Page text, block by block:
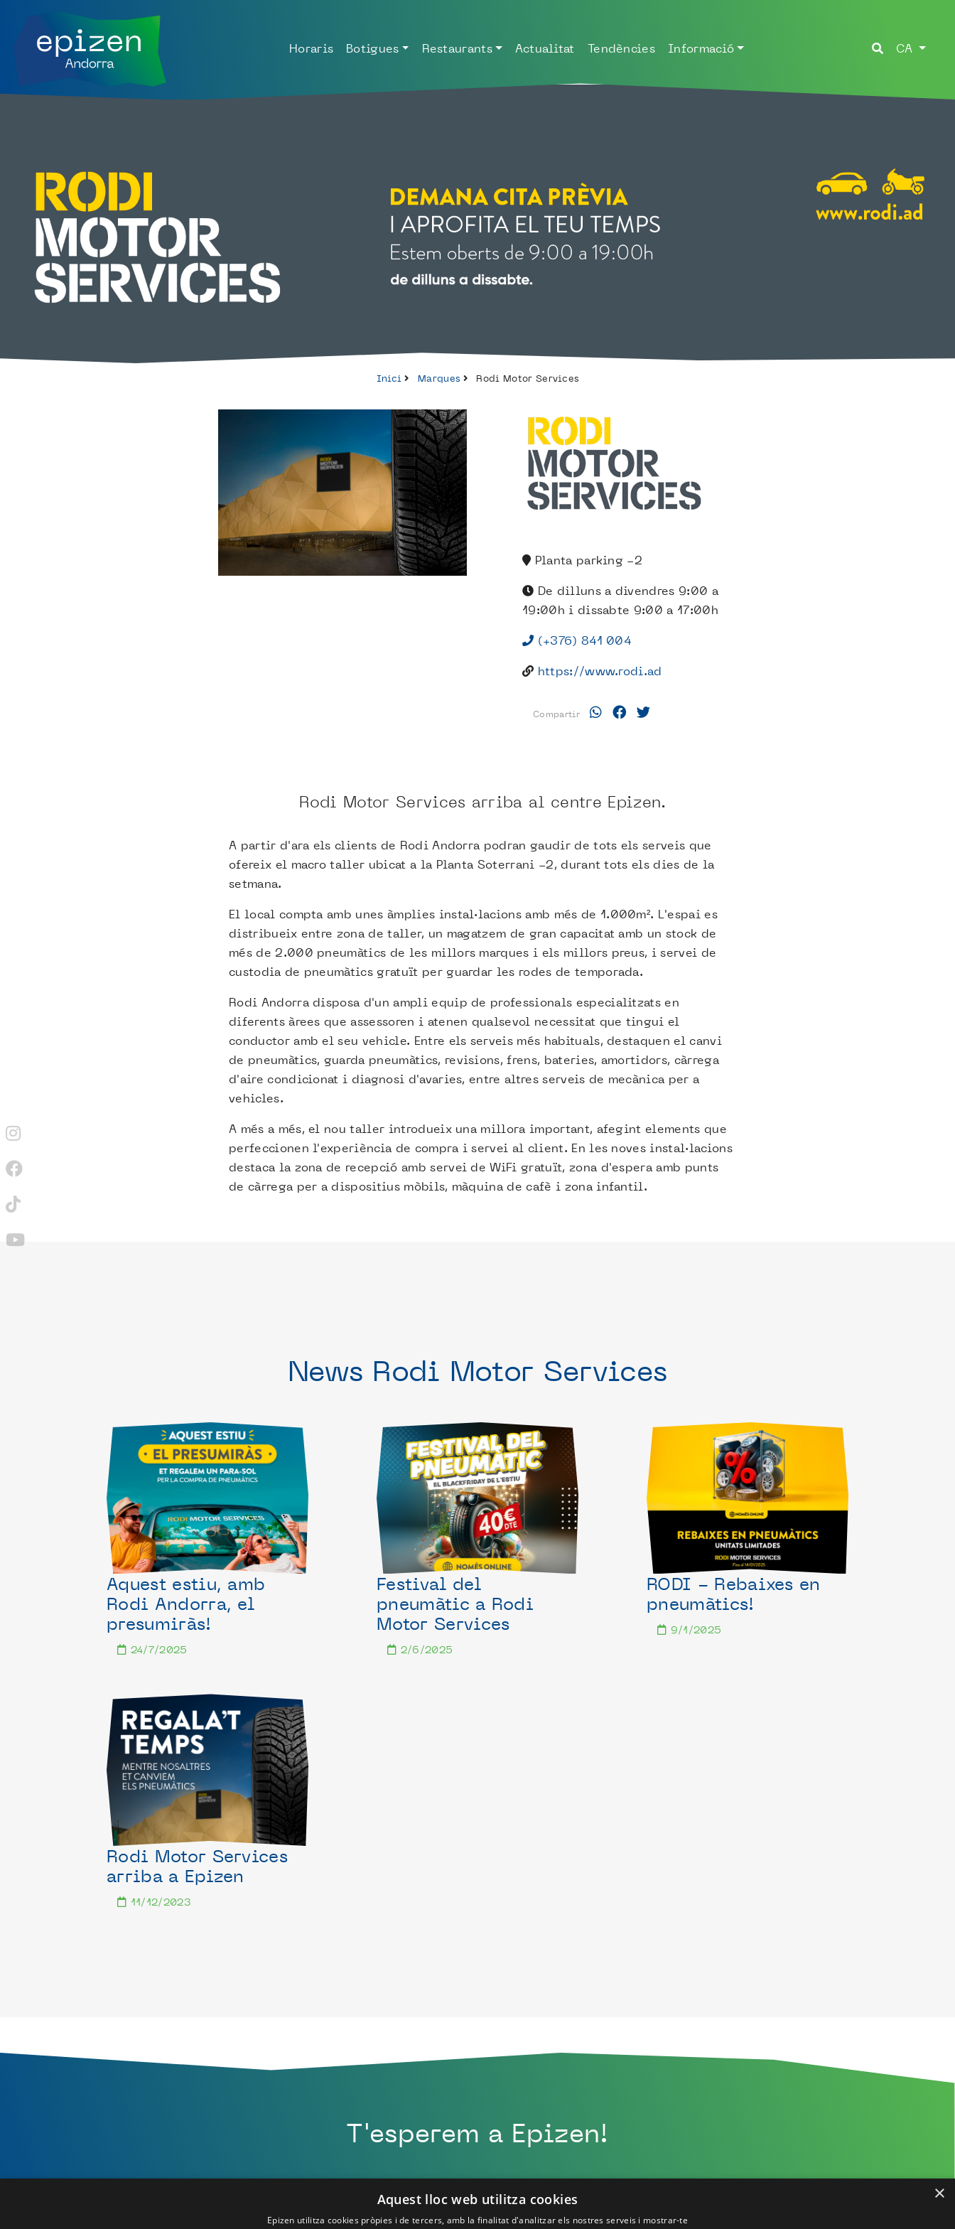
Horaris Botigues Restaurants Actualitat Tendències Informació CA
0
Inici Marques Rodi Motor Services
Planta parking -2
De dilluns a divendres 9:00 a
19:00h i dissabte 9:00 a 17:00h
(+376) 841 004
https://www.rodi.ad
Compartir
Rodi Motor Services arriba al centre Epizen.
A partir d'ara els clients de Rodi Andorra podran gaudir de tots els serveis que
ofereix el macro taller ubicat a la Planta Soterrani -2, durant tots els dies de la
setmana.
El local compta amb unes àmplies instal·lacions amb més de 1.000m². L'espai es
distribueix entre zona de taller, un magatzem de gran capacitat amb un stock de
més de 2.000 pneumàtics de les millors marques i els millors preus, i servei de
custodia de pneumàtics gratuït per guardar les rodes de temporada.
Rodi Andorra disposa d'un ampli equip de professionals especialitzats en
diferents àrees que assessoren i atenen qualsevol necessitat que tingui el
conductor amb el seu vehicle. Entre els serveis més habituals, destaquen el canvi
de pneumàtics, guarda pneumàtics, revisions, frens, bateries, amortidors, càrrega
d'aire condicionat i diagnosi d'avaries, entre altres serveis de mecànica per a
vehicles.
A més a més, el nou taller introdueix una millora important, afegint elements que
perfeccionen l'experiència de compra i servei al client. En les noves instal·lacions
destaca la zona de recepció amb servei de WiFi gratuït, zona d'espera amb punts
de càrrega per a dispositius mòbils, màquina de cafè i zona infantil.
News Rodi Motor Services
Aquest estiu, amb
Rodi Andorra, el
presumiràs!
24/7/2025
Festival del
pneumàtic a Rodi
Motor Services
2/6/2025
RODI - Rebaixes en
pneumàtics!
9/1/2025
Rodi Motor Services
arriba a Epizen
11/12/2023
T'esperem a Epizen!
×
Aquest lloc web utilitza cookies
Epizen utilitza cookies pròpies i de tercers, amb la finalitat d'analitzar els nostres serveis i mostrar-te